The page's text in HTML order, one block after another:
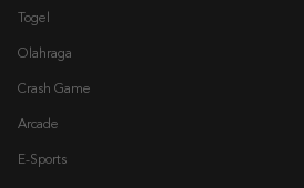
Togel
Olahraga
Crash Game
Arcade
E-Sports